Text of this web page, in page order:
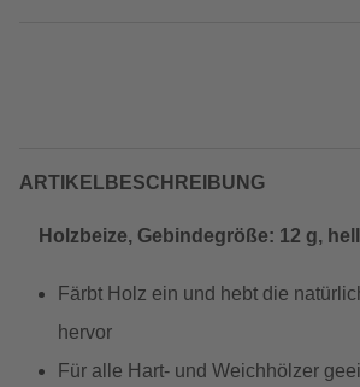
ARTIKELBESCHREIBUNG
Holzbeize, Gebindegröße: 12 g,
Färbt Holz ein und hebt die
hervor
Für alle Hart- und Weichhölzer